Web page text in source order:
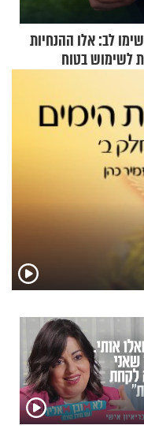
לב: אלו ההנחיות
לשימוש בטוח